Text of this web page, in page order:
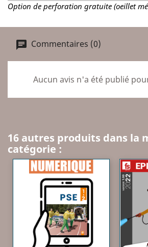
Option de perforation gratuite (oeillet
Commentaires (0)
Aucun avis n'a été publié
16 autres produits dans la
catégorie :